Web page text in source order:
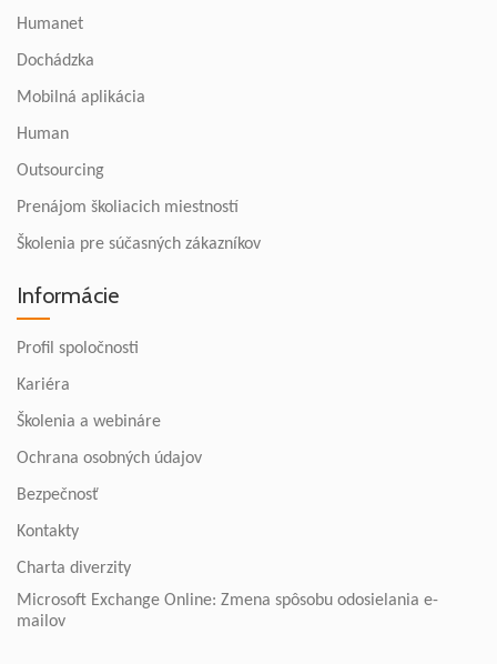
Humanet
Dochádzka
Mobilná aplikácia
Human
Outsourcing
Prenájom školiacich miestností
Školenia pre súčasných zákazníkov
Informácie
Profil spoločnosti
Kariéra
Školenia a webináre
Ochrana osobných údajov
Bezpečnosť
Kontakty
Charta diverzity
Microsoft Exchange Online: Zmena spôsobu odosielania e-
mailov